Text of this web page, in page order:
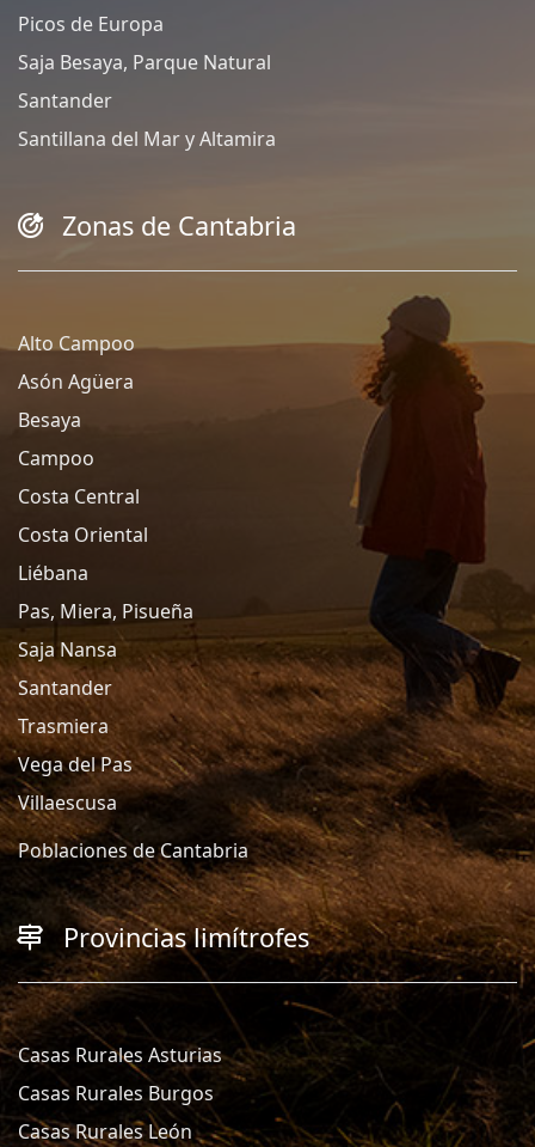
Picos de Europa
Saja Besaya, Parque Natural
Santander
Santillana del Mar y Altamira
Zonas de Cantabria
Alto Campoo
Asón Agüera
Besaya
Campoo
Costa Central
Costa Oriental
Liébana
Pas, Miera, Pisueña
Saja Nansa
Santander
Trasmiera
Vega del Pas
Villaescusa
Poblaciones de Cantabria
Provincias limítrofes
Casas Rurales Asturias
Casas Rurales Burgos
Casas Rurales León